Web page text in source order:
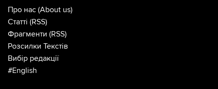
Про нас (About us)
Статті (RSS)
Фрагменти (RSS)
Розсилки Текстів
Вибір редакції
#English